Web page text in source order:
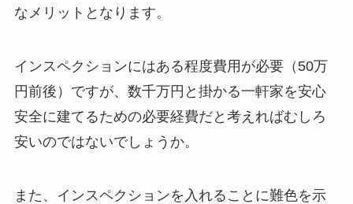
なメリットとなります。
インスペクションにはある程度費用が必要（50万
円前後）ですが、数千万円と掛かる一軒家を安心
安全に建てるための必要経費だと考えればむしろ
安いのではないでしょうか。
また、インスペクションを入れることに難色を示